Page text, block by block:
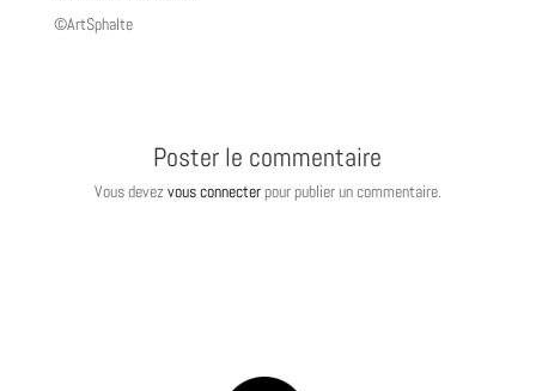
©ArtSphalte
Poster le commentaire
Vous devezvous connecterpour publier un commentaire.